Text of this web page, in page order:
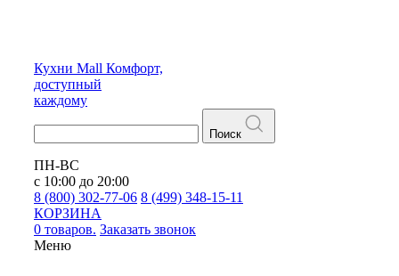
Кухни Mall Комфорт,
доступный
каждому
Поиск
ПН-ВС
с 10:00 до 20:00
8 (800) 302-77-06 8 (499) 348-15-11
КОРЗИНА
0 товаров. Заказать звонок
Меню